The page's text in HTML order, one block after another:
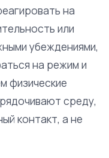
на
или
убеждениями,
на режим и
физические
среду,
контакт, а не